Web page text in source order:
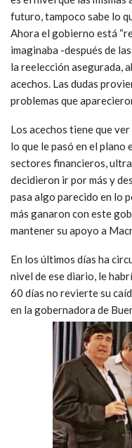
futuro, tampoco sabe lo
Ahora el gobierno está
imaginaba -después de
la reelección asegurada,
acechos. Las dudas
problemas que
Los acechos tiene que
lo que le pasó en el plano
sectores financieros,
decidieron ir por más y
pasa algo parecido en lo
más ganaron con este
mantener su apoyo a
En los últimos días ha
nivel de ese diario, le
60 días no revierte su
en la gobernadora de